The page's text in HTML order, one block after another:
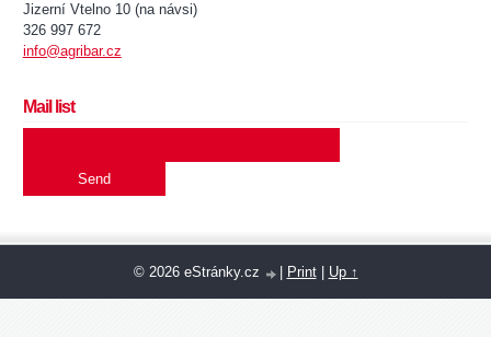
Jizerní Vtelno 10 (na návsi)
326 997 672
info@agribar.cz
Mail list
© 2026 eStránky.cz Print| Up ↑